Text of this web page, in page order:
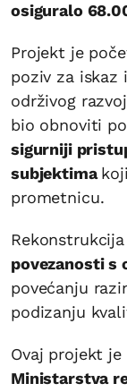
osiguralo
Projekt je
poziv za iskaz
održivog
bio obnoviti
sigurniji
subjektima
prometnicu.
povezanosti
povećanju
podizanju
Ovaj projekt je
Ministarstva